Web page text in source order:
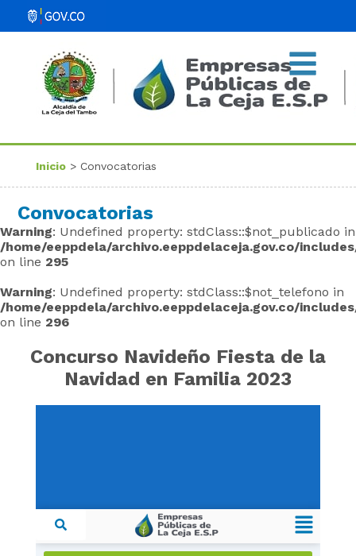
Inicio> Convocatorias
Convocatorias
Warning: Undefined property: stdClass::$not_publicado in
/home/eeppdela/archivo.eeppdelaceja.gov.co/
on line 295
Warning: Undefined property: stdClass::$not_telefono in
/home/eeppdela/archivo.eeppdelaceja.gov.co/
on line 296
Concurso Navideño Fiesta de la
Navidad en Familia 2023